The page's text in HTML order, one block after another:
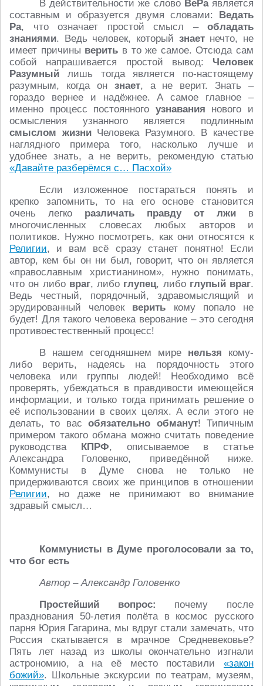
В действительности же слово ВеРаявляется
составным и образуется двумя словами: Ведать
Ра, что означает простой смысл – обладать
знаниями. Ведь человек, который знаетнечто, не
имеет причины верить в то же самое. Отсюда сам
собой напрашивается простой вывод: Человек
Разумный лишь тогда является по-настоящему
разумным, когда он знает, а не верит. Знать –
гораздо вернее и надёжнее. А самое главное –
именно процесс постоянного узнавания нового и
осмысления узнанного является подлинным
смыслом жизниЧеловека Разумного. В качестве
наглядного примера того, насколько лучше и
удобнее знать, а не верить, рекомендую статью
«Давайте разберёмся с… Пасхой»
Если изложенное постараться понять и
крепко запомнить, то на его основе становится
очень легко различать правду от лжи в
многочисленных словесах любых авторов и
политиков. Нужно посмотреть, как они относятся к
Религии, и вам всё сразу станет понятно! Если
автор, кем бы он ни был, говорит, что он является
«православным христианином», нужно понимать,
что он либо враг, либо глупец, либо глупый враг.
Ведь честный, порядочный, здравомыслящий и
эрудированный человек верить кому попало не
будет! Для такого человека верование – это сегодня
противоестественный процесс!
В нашем сегодняшнем мире нельзя кому-
либо верить, надеясь на порядочность этого
человека или группы людей! Необходимо всё
проверять, убеждаться в правдивости имеющейся
информации, и только тогда принимать решение о
её использовании в своих целях. А если этого не
делать, то васобязательно обманут! Типичным
примером такого обмана можно считать поведение
руководства КПРФ, описываемое в статье
Александра Головенко, приведённой ниже.
Коммунисты в Думе снова не только не
придерживаются своих же принципов в отношении
Религии, но даже не принимают во внимание
здравый смысл…
Коммунисты в Думе проголосовали за то,
что бог есть
Автор – Александр Головенко
Простейший вопрос: почему после
празднования 50-летия полёта в космос русского
парня Юрия Гагарина, мы вдруг стали замечать, что
Россия скатывается в мрачное Средневековье?
Пять лет назад из школы окончательно изгнали
астрономию, а на её место поставили «закон
божий». Школьные экскурсии по театрам, музеям,